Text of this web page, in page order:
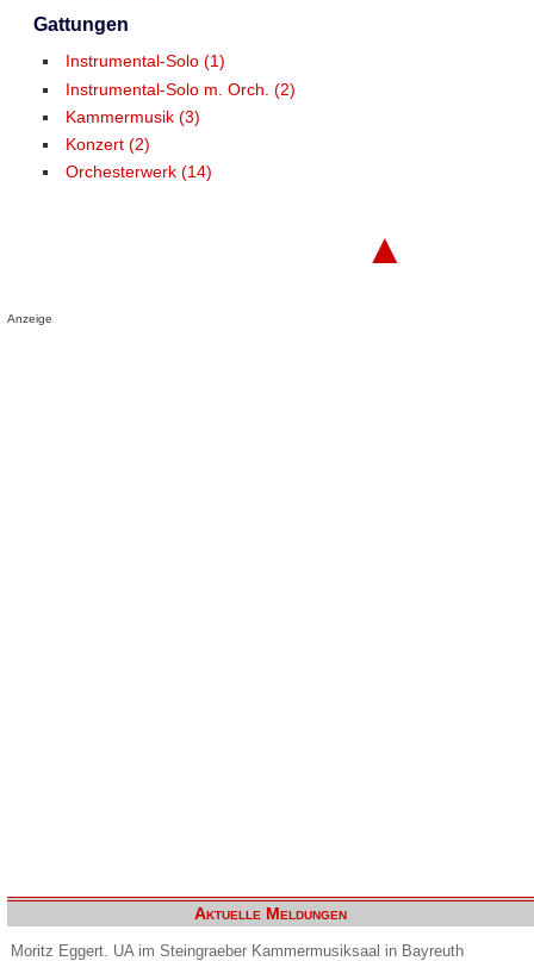
Gattungen
Instrumental-Solo (1)
Instrumental-Solo m. Orch. (2)
Kammermusik (3)
Konzert (2)
Orchesterwerk (14)
▲
Anzeige
Aktuelle Meldungen
Moritz Eggert. UA im Steingraeber Kammermusiksaal in Bayreuth